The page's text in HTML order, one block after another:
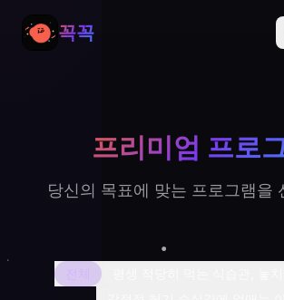
꼭꼭
프리미엄 프로
당신의 목표에 맞는 프로그램을